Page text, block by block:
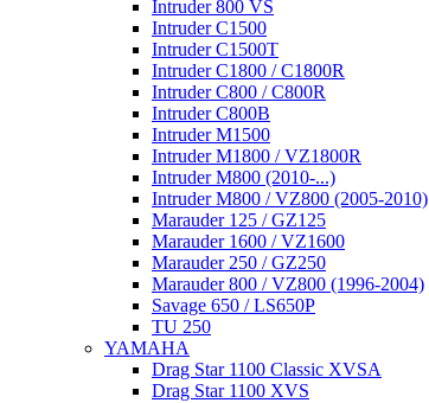
Intruder 800 VS
Intruder C1500
Intruder C1500T
Intruder C1800 / C1800R
Intruder C800 / C800R
Intruder C800B
Intruder M1500
Intruder M1800 / VZ1800R
Intruder M800 (2010-...)
Intruder M800 / VZ800 (2005-2010)
Marauder 125 / GZ125
Marauder 1600 / VZ1600
Marauder 250 / GZ250
Marauder 800 / VZ800 (1996-2004)
Savage 650 / LS650P
TU 250
YAMAHA
Drag Star 1100 Classic XVSA
Drag Star 1100 XVS